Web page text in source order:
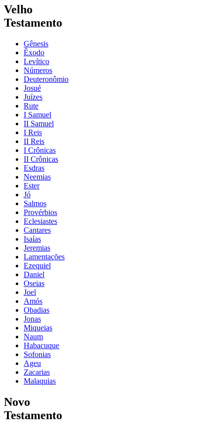
Velho
Testamento
Gênesis
Êxodo
Levítico
Números
Deuteronômio
Josué
Juízes
Rute
I Samuel
II Samuel
I Reis
II Reis
I Crônicas
II Crônicas
Esdras
Neemias
Ester
Jó
Salmos
Provérbios
Eclesiastes
Cantares
Isaías
Jeremias
Lamentações
Ezequiel
Daniel
Oseias
Joel
Amós
Obadias
Jonas
Miqueias
Naum
Habacuque
Sofonias
Ageu
Zacarias
Malaquias
Novo
Testamento